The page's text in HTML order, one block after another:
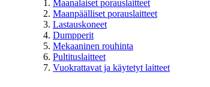
Maanalaiset porauslaitteet
Maanpäälliset porauslaitteet
Lastauskoneet
Dumpperit
Mekaaninen rouhinta
Pultituslaitteet
Vuokrattavat ja käytetyt laitteet